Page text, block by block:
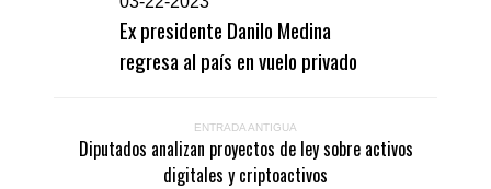
Ex presidente Danilo Medina
regresa al país en vuelo privado
ENTRADA ANTIGUA
Diputados analizan proyectos de ley sobre activos
digitales y criptoactivos